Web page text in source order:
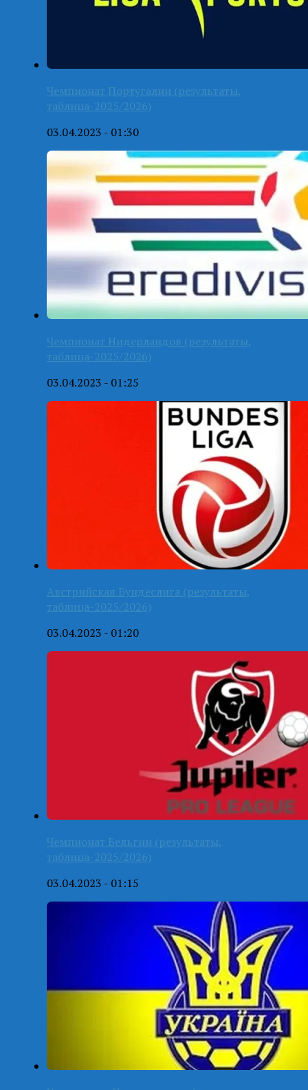
Чемпионат Португалии (результаты,
таблица-2025/2026)
03.04.2023 - 01:30
Чемпионат Нидерландов (результаты,
таблица-2025/2026)
03.04.2023 - 01:25
Австрийская Бундеслига (результаты,
таблица-2025/2026)
03.04.2023 - 01:20
Чемпионат Бельгии (результаты,
таблица-2025/2026)
03.04.2023 - 01:15